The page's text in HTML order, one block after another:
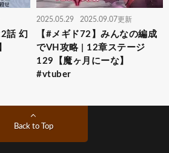
話 幻
2025.05.29 2025.09.07更新
【#メギド72】みんなの編成
でVH攻略 | 12章ステージ
129【魔ヶ月にーな】
#vtuber
Back to Top